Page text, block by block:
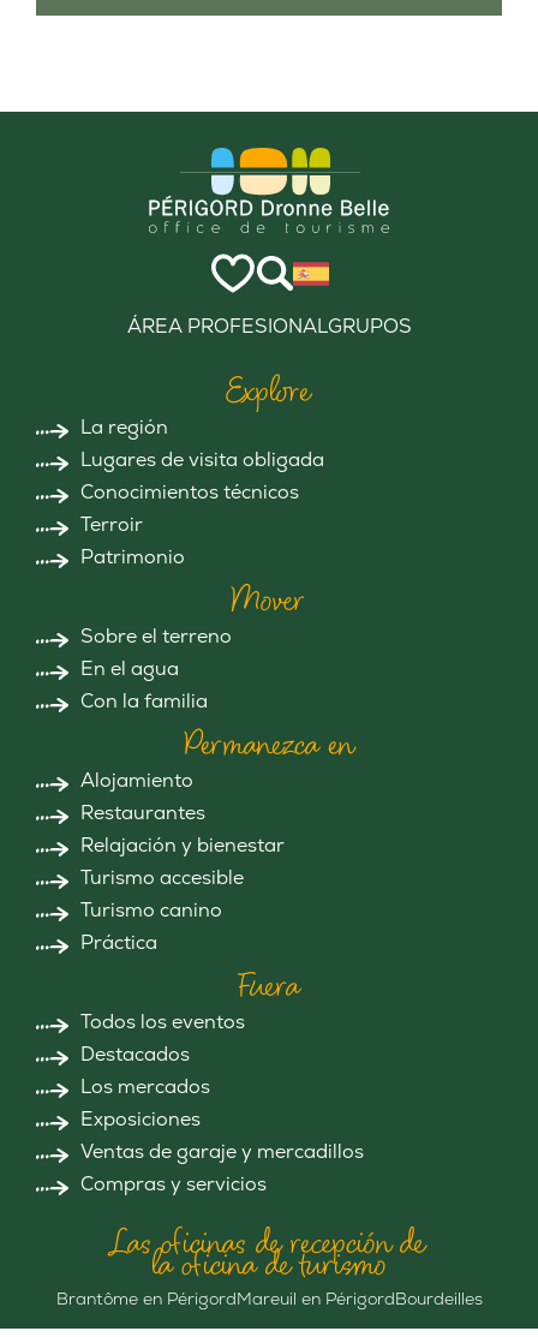
ÁREA PROFESIONALGRUPOS
Explore
La región
Lugares de visita obligada
Conocimientos técnicos
Terroir
Patrimonio
Mover
Sobre el terreno
En el agua
Con la familia
Permanezca en
Alojamiento
Restaurantes
Relajación y bienestar
Turismo accesible
Turismo canino
Práctica
Fuera
Todos los eventos
Destacados
Los mercados
Exposiciones
Ventas de garaje y mercadillos
Compras y servicios
Las oficinas de recepción de
la oficina de turismo
Brantôme en PérigordMareuil en PérigordBourdeilles